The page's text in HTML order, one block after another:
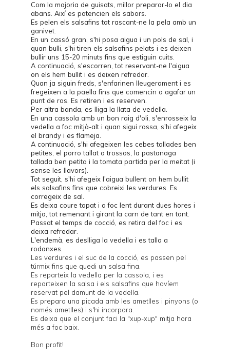
Com la majoria de guisats, millor preparar-lo el dia
abans. Així es potencien els sabors.
Es pelen els salsafins tot rascant-ne la pela amb un
ganivet.
En un cassó gran, s'hi posa aigua i un pols de sal, i
quan bulli, s'hi tiren els salsafins pelats i es deixen
bullir uns 15-20 minuts fins que estiguin cuits.
A continuació, s'escorren, tot reservant-ne l'aigua
on els hem bullit i es deixen refredar.
Quan ja siguin freds, s'enfarinen lleugerament i es
fregeixen a la paella fins que comencin a agafar un
punt de ros. Es retiren i es reserven.
Per altra banda, es lliga la llata de vedella.
En una cassola amb un bon raig d'oli, s'enrosseix la
vedella a foc mitjà-alt i quan sigui rossa, s'hi afegeix
el brandy i es flameja.
A continuació, s'hi afegeixen les cebes tallades ben
petites, el porro tallat a trossos, la pastanaga
tallada ben petita i la tomata partida per la meitat (i
sense les llavors).
Tot seguit, s'hi afegeix l'aigua bullent on hem bullit
els salsafins fins que cobreixi les verdures. Es
corregeix de sal.
Es deixa coure tapat i a foc lent durant dues hores i
mitja, tot remenant i girant la carn de tant en tant.
Passat el temps de cocció, es retira del foc i es
deixa refredar.
L'endemà, es deslliga la vedella i es talla a
rodanxes.
Les verdures i el suc de la cocció, es passen pel
túrmix fins que quedi un salsa fina.
Es reparteix la vedella per la cassola, i es
reparteixen la salsa i els salsafins que havíem
reservat pel damunt de la vedella.
Es prepara una picada amb les ametlles i pinyons (o
només ametlles) i s'hi incorpora.
Es deixa que el conjunt faci la "xup-xup" mitja hora
més a foc baix.
Bon profit!